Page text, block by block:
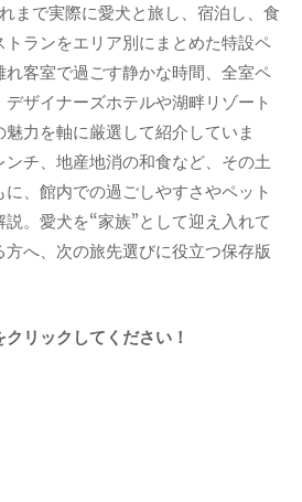
まで実際に愛犬と旅し、宿泊し、食
ランをエリア別にまとめた特設ペ
客室で過ごす静かな時間、全室ペ
ザイナーズホテルや湖畔リゾート
力を軸に厳選して紹介していま
チ、地産地消の和食など、その土
、館内での過ごしやすさやペット
。愛犬を“家族”として迎え入れて
方へ、次の旅先選びに役立つ保存版
リックしてください！